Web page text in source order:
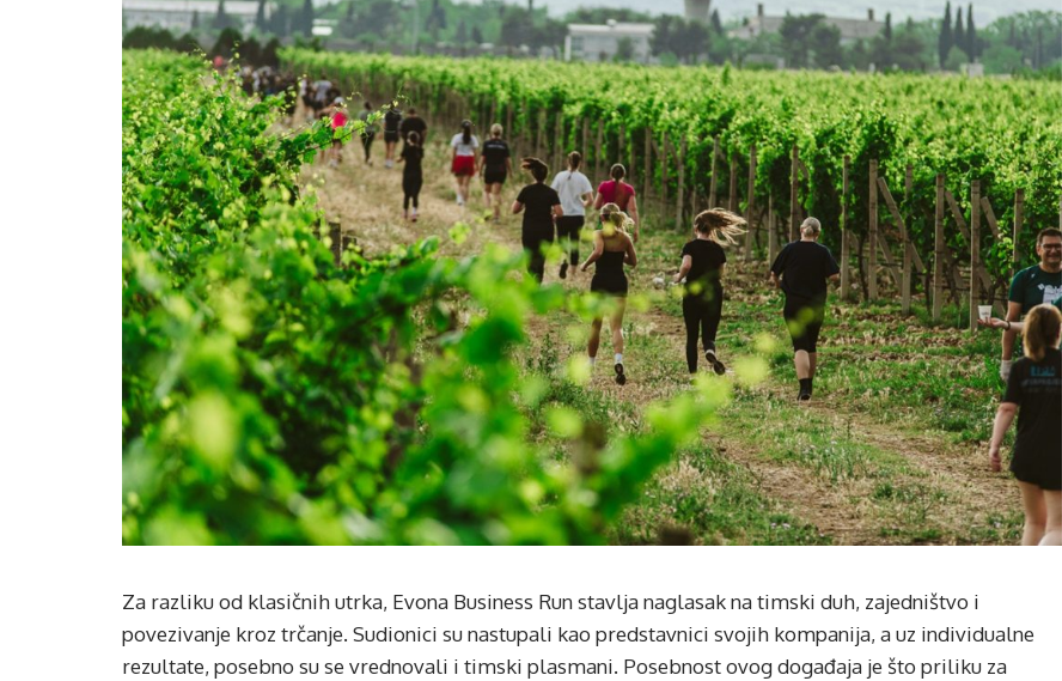
Za razliku od klasičnih utrka, Evona Business Run stavlja naglasak na timski duh, zajedništvo i
povezivanje kroz trčanje. Sudionici su nastupali kao predstavnici svojih kompanija, a uz individualne
rezultate, posebno su se vrednovali i timski plasmani. Posebnost ovog događaja je što priliku za